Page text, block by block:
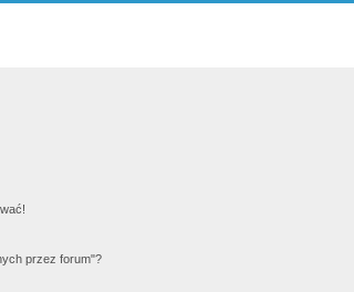
przez forum"?